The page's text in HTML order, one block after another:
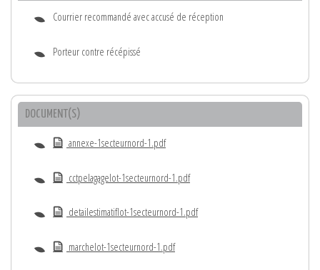
Courrier recommandé avec accusé de réception
Porteur contre récépissé
DOCUMENT(S)
annexe-1secteurnord-1.pdf
cctpelagagelot-1secteurnord-1.pdf
detailestimatiflot-1secteurnord-1.pdf
marchelot-1secteurnord-1.pdf